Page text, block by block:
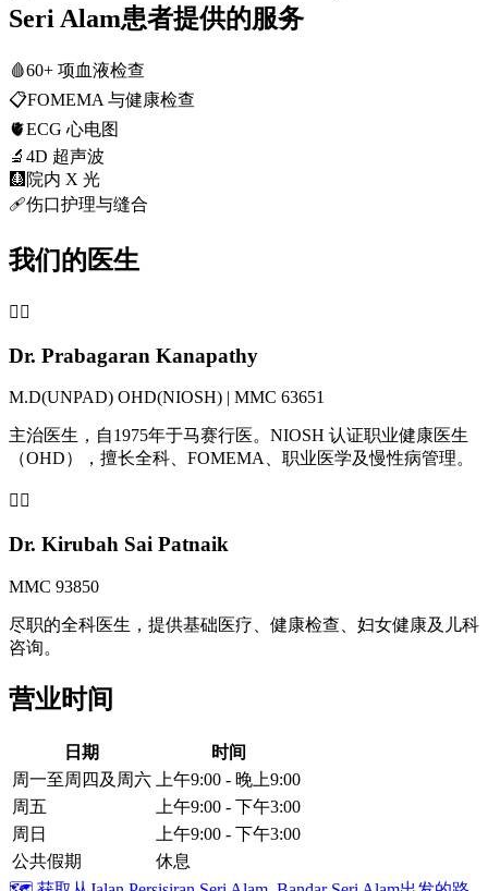
Seri Alam患者提供的服务
🩸60+ 项血液检查
📋FOMEMA 与健康检查
🫀ECG 心电图
🔬 4D 超声波
🩻 院内 X 光
🩹伤口护理与缝合
我们的医生
👨‍⚕️
Dr. Prabagaran Kanapathy
M.D(UNPAD) OHD(NIOSH) | MMC 63651
主治医生，自1975年于马赛行医。NIOSH 认证职业健康医生
（OHD），擅长全科、FOMEMA、职业医学及慢性病管理。
👩‍⚕️
Dr. Kirubah Sai Patnaik
MMC 93850
尽职的全科医生，提供基础医疗、健康检查、妇女健康及儿科
咨询。
营业时间
日期
时间
周一至周四及周六
上午9:00 - 晚上9:00
周五
上午9:00 - 下午3:00
周日
上午9:00 - 下午3:00
公共假期
休息